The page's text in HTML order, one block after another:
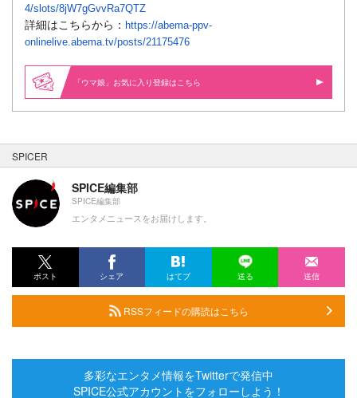
4/slots/8jW7gGvvRa7QTZ
詳細はこちらから： https://abema-ppv-
onlinelive.abema.tv/posts/21175476
「ウマ娘」お気に入り登録はこちら
SPICER
SPICE編集部
SPICE編集部
エンタメニュースをお届けします。
ポスト シェア はてブ 送る 送信
RSSフィードの購読はこちら
多彩なエンタメ情報をTwitterで発信中
SPICE公式アカウントをフォローしよう！